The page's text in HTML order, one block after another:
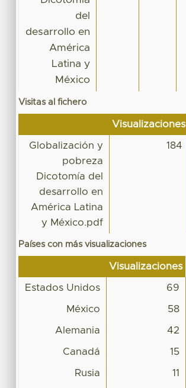
del
desarrollo en
América
Latina y
México
Visitas al fichero
Visualizaciones
Globalización y
pobreza
Dicotomía del
desarrollo en
América Latina
y México.pdf
184
Países con más visualizaciones
Visualizaciones
Estados Unidos 69
México 58
Alemania 42
Canadá 15
Rusia 11